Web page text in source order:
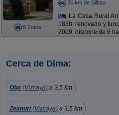
8 Fotos
25 km de Bilbao
La Casa Rural
1838, renovado y
2009, dispone de 6
Cerca de Dima:
Oba (Vizcaya) a 3,5 km
Zeanuri(Vizcaya) a 3,5 km